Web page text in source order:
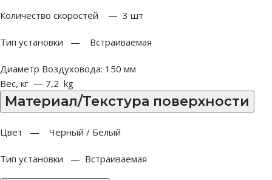
Количество скоростей — 3 шт
Тип установки — Встраиваемая
Диаметр Воздуховода: 150 мм
Вес, кг — 7,2 kg
Материал/Текстура поверхности
Цвет — Черный / Белый
Тип установки — Встраиваемая